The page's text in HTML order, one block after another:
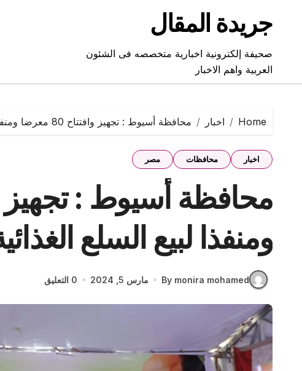
contentجريدة المقال
صحيفة إلكترونية اخبارية متخصصه فى الشئون
العربية واهم الاخبار
Home اخبار محافظة أسيوط : تجهيز وافتتاح 80 معرضا ومنفذا لبيع السلع الغذائية بأسعار مخفضة
اخبار محافظات مصر
ومنفذا لبيع السلع
By monira mohamed مارس 5, 2024 0 التعليق